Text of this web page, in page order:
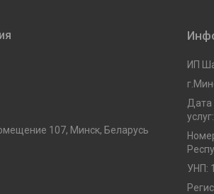
107, Минск, Беларусь
ИП
Дата
УНП: